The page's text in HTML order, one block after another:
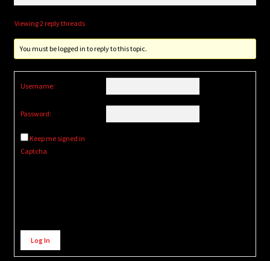
Viewing 2 reply threads
You must be logged in to reply to this topic.
Username:
Password:
Keep me signed in
Captcha
Alternative:
Log In